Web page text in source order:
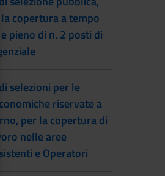
copertura a tempo
e pieno di n. 2 posti di
selezioni per le
riservate a
per la copertura di
nelle aree
e Operatori